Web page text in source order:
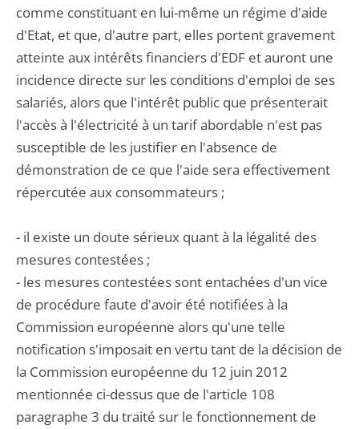
comme constituant en lui-même un régime d'aide
d'Etat, et que, d'autre part, elles portent gravement
atteinte aux intérêts financiers d'EDF et auront une
incidence directe sur les conditions d'emploi de ses
salariés, alors que l'intérêt public que présenterait
l'accès à l'électricité à un tarif abordable n'est pas
susceptible de les justifier en l'absence de
démonstration de ce que l'aide sera effectivement
répercutée aux consommateurs ;
- il existe un doute sérieux quant à la légalité des
mesures contestées ;
- les mesures contestées sont entachées d'un vice
de procédure faute d'avoir été notifiées à la
Commission européenne alors qu'une telle
notification s'imposait en vertu tant de la décision de
la Commission européenne du 12 juin 2012
mentionnée ci-dessus que de l'article 108
paragraphe 3 du traité sur le fonctionnement de